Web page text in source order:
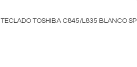
TECLADO TOSHIBA C845/L835 BLANCO SP